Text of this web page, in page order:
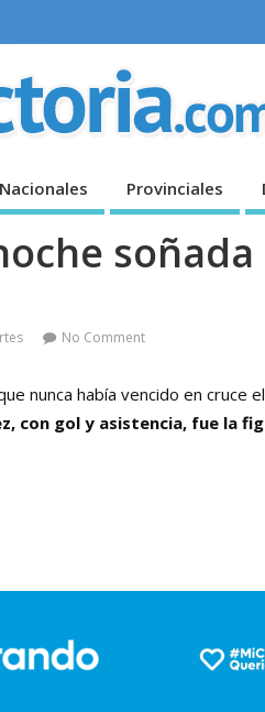
Nacionales Provinciales
No Comment
nunca había vencido en cruce
con gol y asistencia, fue la